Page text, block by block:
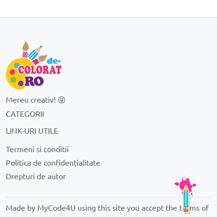
Mereu creativ! 😜
CATEGORII
LINK-URI UTILE
Termeni si conditii
Politica de confidențialitate
Drepturi de autor
Made by MyCode4U using this site you accept the terms of